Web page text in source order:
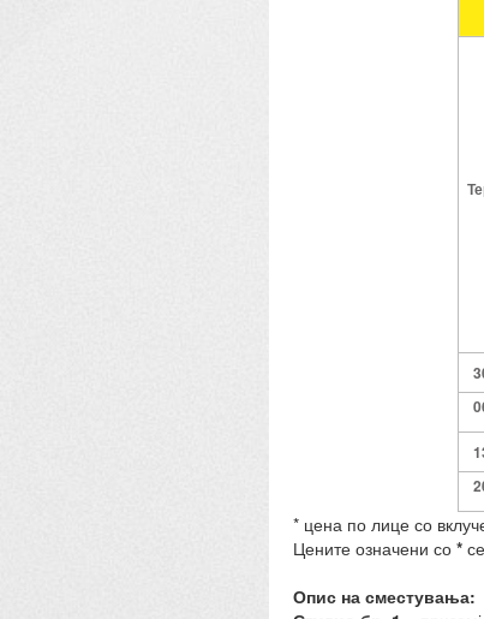
3
0
2
* цена по лице со
Цените означени со*се
Опис на сместувања: